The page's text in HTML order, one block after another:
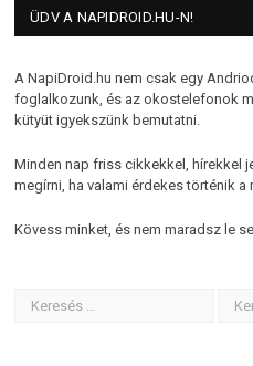
ÜDV A NAPIDROID.HU-N!
A NapiDroid.hu nem csak egy
foglalkozunk, és az okostelefonok
kütyüt igyekszünk bemutatni.
Minden nap friss cikkekkel, hírekkel
megírni, ha valami érdekes történik
Kövess minket, és nem maradsz le